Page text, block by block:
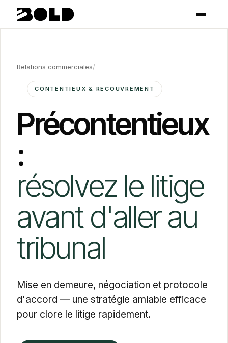
Relations commerciales/
CONTENTIEUX & RECOUVREMENT
Précontentieux
:
résolvez le litige
avant d'aller au
tribunal
Mise en demeure, négociation et protocole
d'accord — une stratégie amiable efficace
pour clore le litige rapidement.